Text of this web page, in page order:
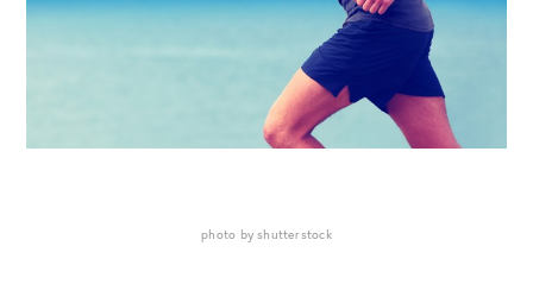
photo by shutterstock